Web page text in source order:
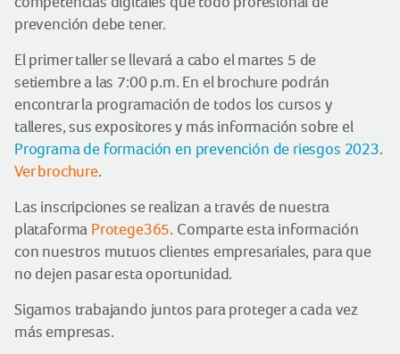
prevención debe tener.
El primer taller se llevará a cabo el martes 5 de
setiembre a las 7:00 p.m. En el brochure podrán
encontrar la programación de todos los cursos y
talleres, sus expositores y más información sobre el
Programa de formación en prevención de riesgos 2023.
Ver brochure.
Las inscripciones se realizan a través de nuestra
plataforma Protege365. Comparte esta información
con nuestros mutuos clientes empresariales, para que
no dejen pasar esta oportunidad.
Sigamos trabajando juntos para proteger a cada vez
más empresas.